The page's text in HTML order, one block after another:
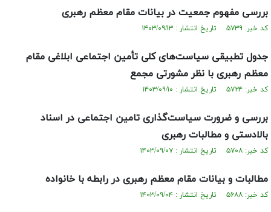
بررسی مفهوم جمعیت در بیانات مقام معظم رهبری
کد خبر: ۵۷۳۹ تاریخ انتشار : ۱۴۰۳/۰۹/۱۳
جدول تطبیقی سیاست‌های کلی تأمین اجتماعی ابلاغی مقام
معظم رهبری با نظر مشورتی مجمع
کد خبر: ۵۷۲۴ تاریخ انتشار : ۱۴۰۳/۰۹/۱۰
بررسی و ضرورت سیاست‌گذاری تامین اجتماعی در اسناد
بالادستی و مطالبات رهبری
کد خبر: ۵۷۰۸ تاریخ انتشار : ۱۴۰۳/۰۹/۰۷
مطالبات و بیانات مقام معظم رهبری در رابطه با خانواده
کد خبر: ۵۶۸۸ تاریخ انتشار : ۱۴۰۳/۰۹/۰۴